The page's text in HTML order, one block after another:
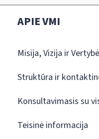
APIE VMI
Misija, Vizija ir
Struktūra ir
Konsultavimasis su
Teisinė informacija